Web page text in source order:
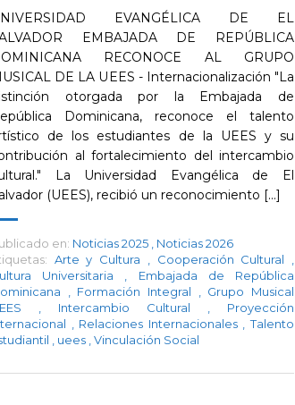
EVANGÉLICA DE EL
EMBAJADA DE REPÚBLICA
RECONOCE AL GRUPO
DE LA UEES - Internacionalización "La
otorgada por la Embajada de
Dominicana, reconoce el talento
de los estudiantes de la UEES y su
al fortalecimiento del intercambio
La Universidad Evangélica de El
(UEES), recibió un reconocimiento [...]
en: Noticias 2025
Noticias 2026
Arte y Cultura Cooperación Cultural
Universitaria
Embajada de República
Formación Integral
Grupo Musical
Intercambio Cultural
Proyección
Relaciones Internacionales
Talento
uees Vinculación Social